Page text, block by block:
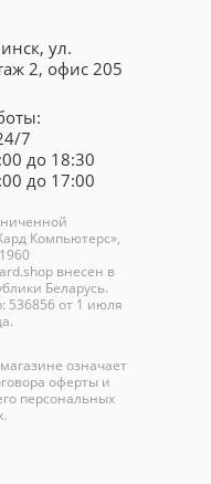
ул.
2, офис 205
7
до 18:30
до 17:00
Компьютерс»,
внесен в
Беларусь.
536856 от 1 июля
означает
оферты и
персональных